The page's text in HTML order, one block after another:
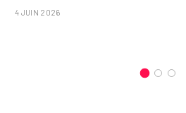
4 JUIN 2026